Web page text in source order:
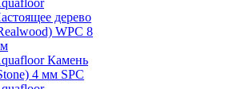
дерево
WPC 8
Камень
4 мм SPC